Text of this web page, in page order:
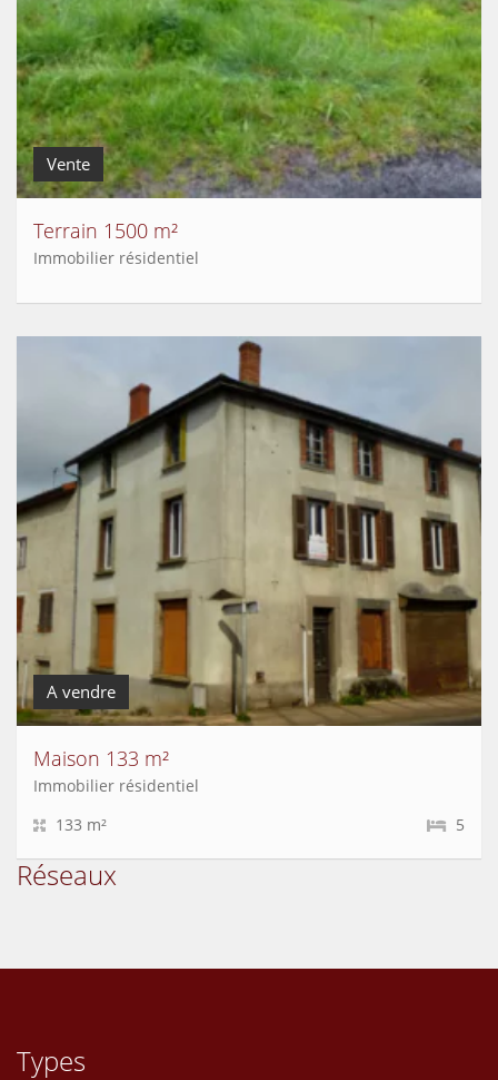
Vente
Terrain 1500 m²
Immobilier résidentiel
A vendre
Maison 133 m²
Immobilier résidentiel
133 m²
5
Réseaux
Types